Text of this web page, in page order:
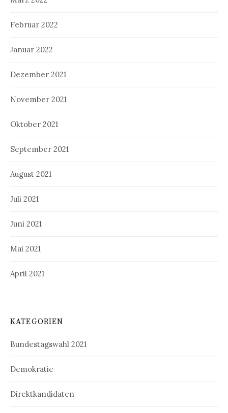
Februar 2022
Januar 2022
Dezember 2021
November 2021
Oktober 2021
September 2021
August 2021
Juli 2021
Juni 2021
Mai 2021
April 2021
KATEGORIEN
Bundestagswahl 2021
Demokratie
Direktkandidaten